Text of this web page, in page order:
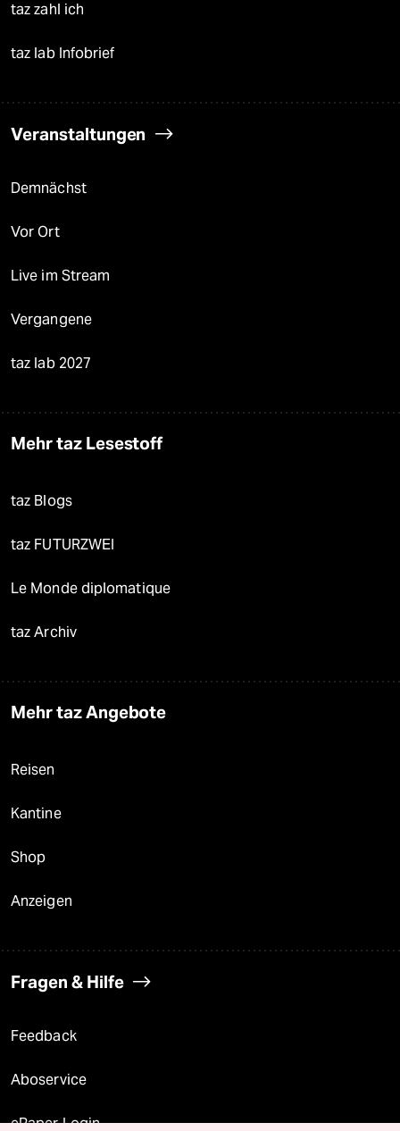
taz zahl ich
taz lab Infobrief
Veranstaltungen
Demnächst
Vor Ort
Live im Stream
Vergangene
taz lab 2027
Mehr taz Lesestoff
taz Blogs
taz FUTURZWEI
Le Monde diplomatique
taz Archiv
Mehr taz Angebote
Reisen
Kantine
Shop
Anzeigen
Fragen & Hilfe
Feedback
Aboservice
ePaper Login